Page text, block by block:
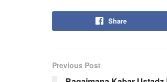
Share
Previous Post